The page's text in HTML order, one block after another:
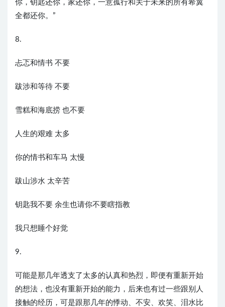
你，钥匙还你，家还你，一意孤行和关于未来的所有希翼
全都还你。”
8.
忐忑和情书 不要
跋涉和等待 不要
雪糕和海底捞 也不要
人生的艰难 太多
你的情书和车马 太慢
跋山涉水 太辛苦
钥匙我不要 余生也请你不要瞎指教
我只想睡个好觉
9.
可能是那几年透支了太多的认真和热烈，即便有重新开始
的想法，也没有重新开始的能力，后来也有过一些跟别人
接触的经历，可是跟那几年的悸动、不安、欢笑、泪水比